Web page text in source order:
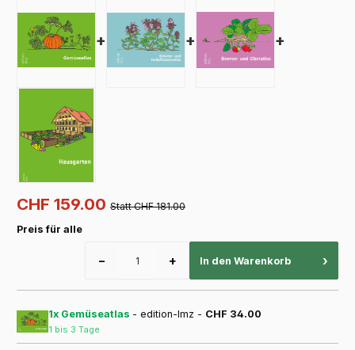
+ + +
CHF 159.00 Statt CHF 181.00
Preis für alle
− + In den Warenkorb ›
1x Gemüseatlas - edition-lmz - CHF 34.00
1 bis 3 Tage